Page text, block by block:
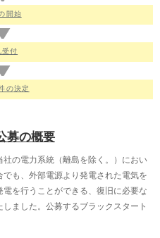
開始
受付
の決定
募の概要
の電力系統（離島を除く。）におい
も、外部電源より発電された電気を
を行うことができる、復旧に必要な
ました。公募するブラックスタート